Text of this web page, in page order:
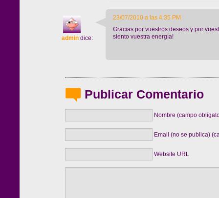
admin dice:
23/07/2010 a las 4:35 PM
Gracias por vuestros deseos y por
siento vuestra energía!
Publicar Comentario
Nombre (campo
Email (no se publica)
Website URL